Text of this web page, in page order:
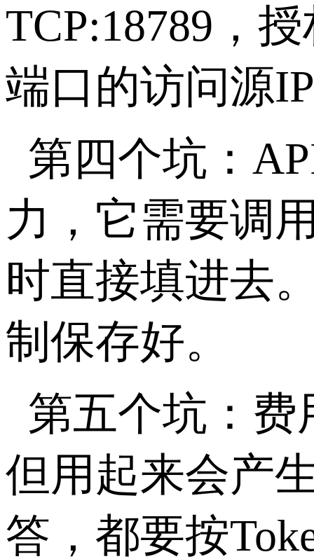
TCP:18789 ，
端口的访问源IP
第四个坑：
力，它需要调
时直接填进去
制保存好。
第五个坑：费
但用起来会产
答，都要按